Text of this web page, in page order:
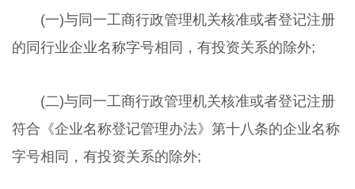
(一)与同一工商行政管理机关核准或者登记注册
的同行业企业名称字号相同，有投资关系的除外;
(二)与同一工商行政管理机关核准或者登记注册
符合《企业名称登记管理办法》第十八条的企业名称
字号相同，有投资关系的除外;